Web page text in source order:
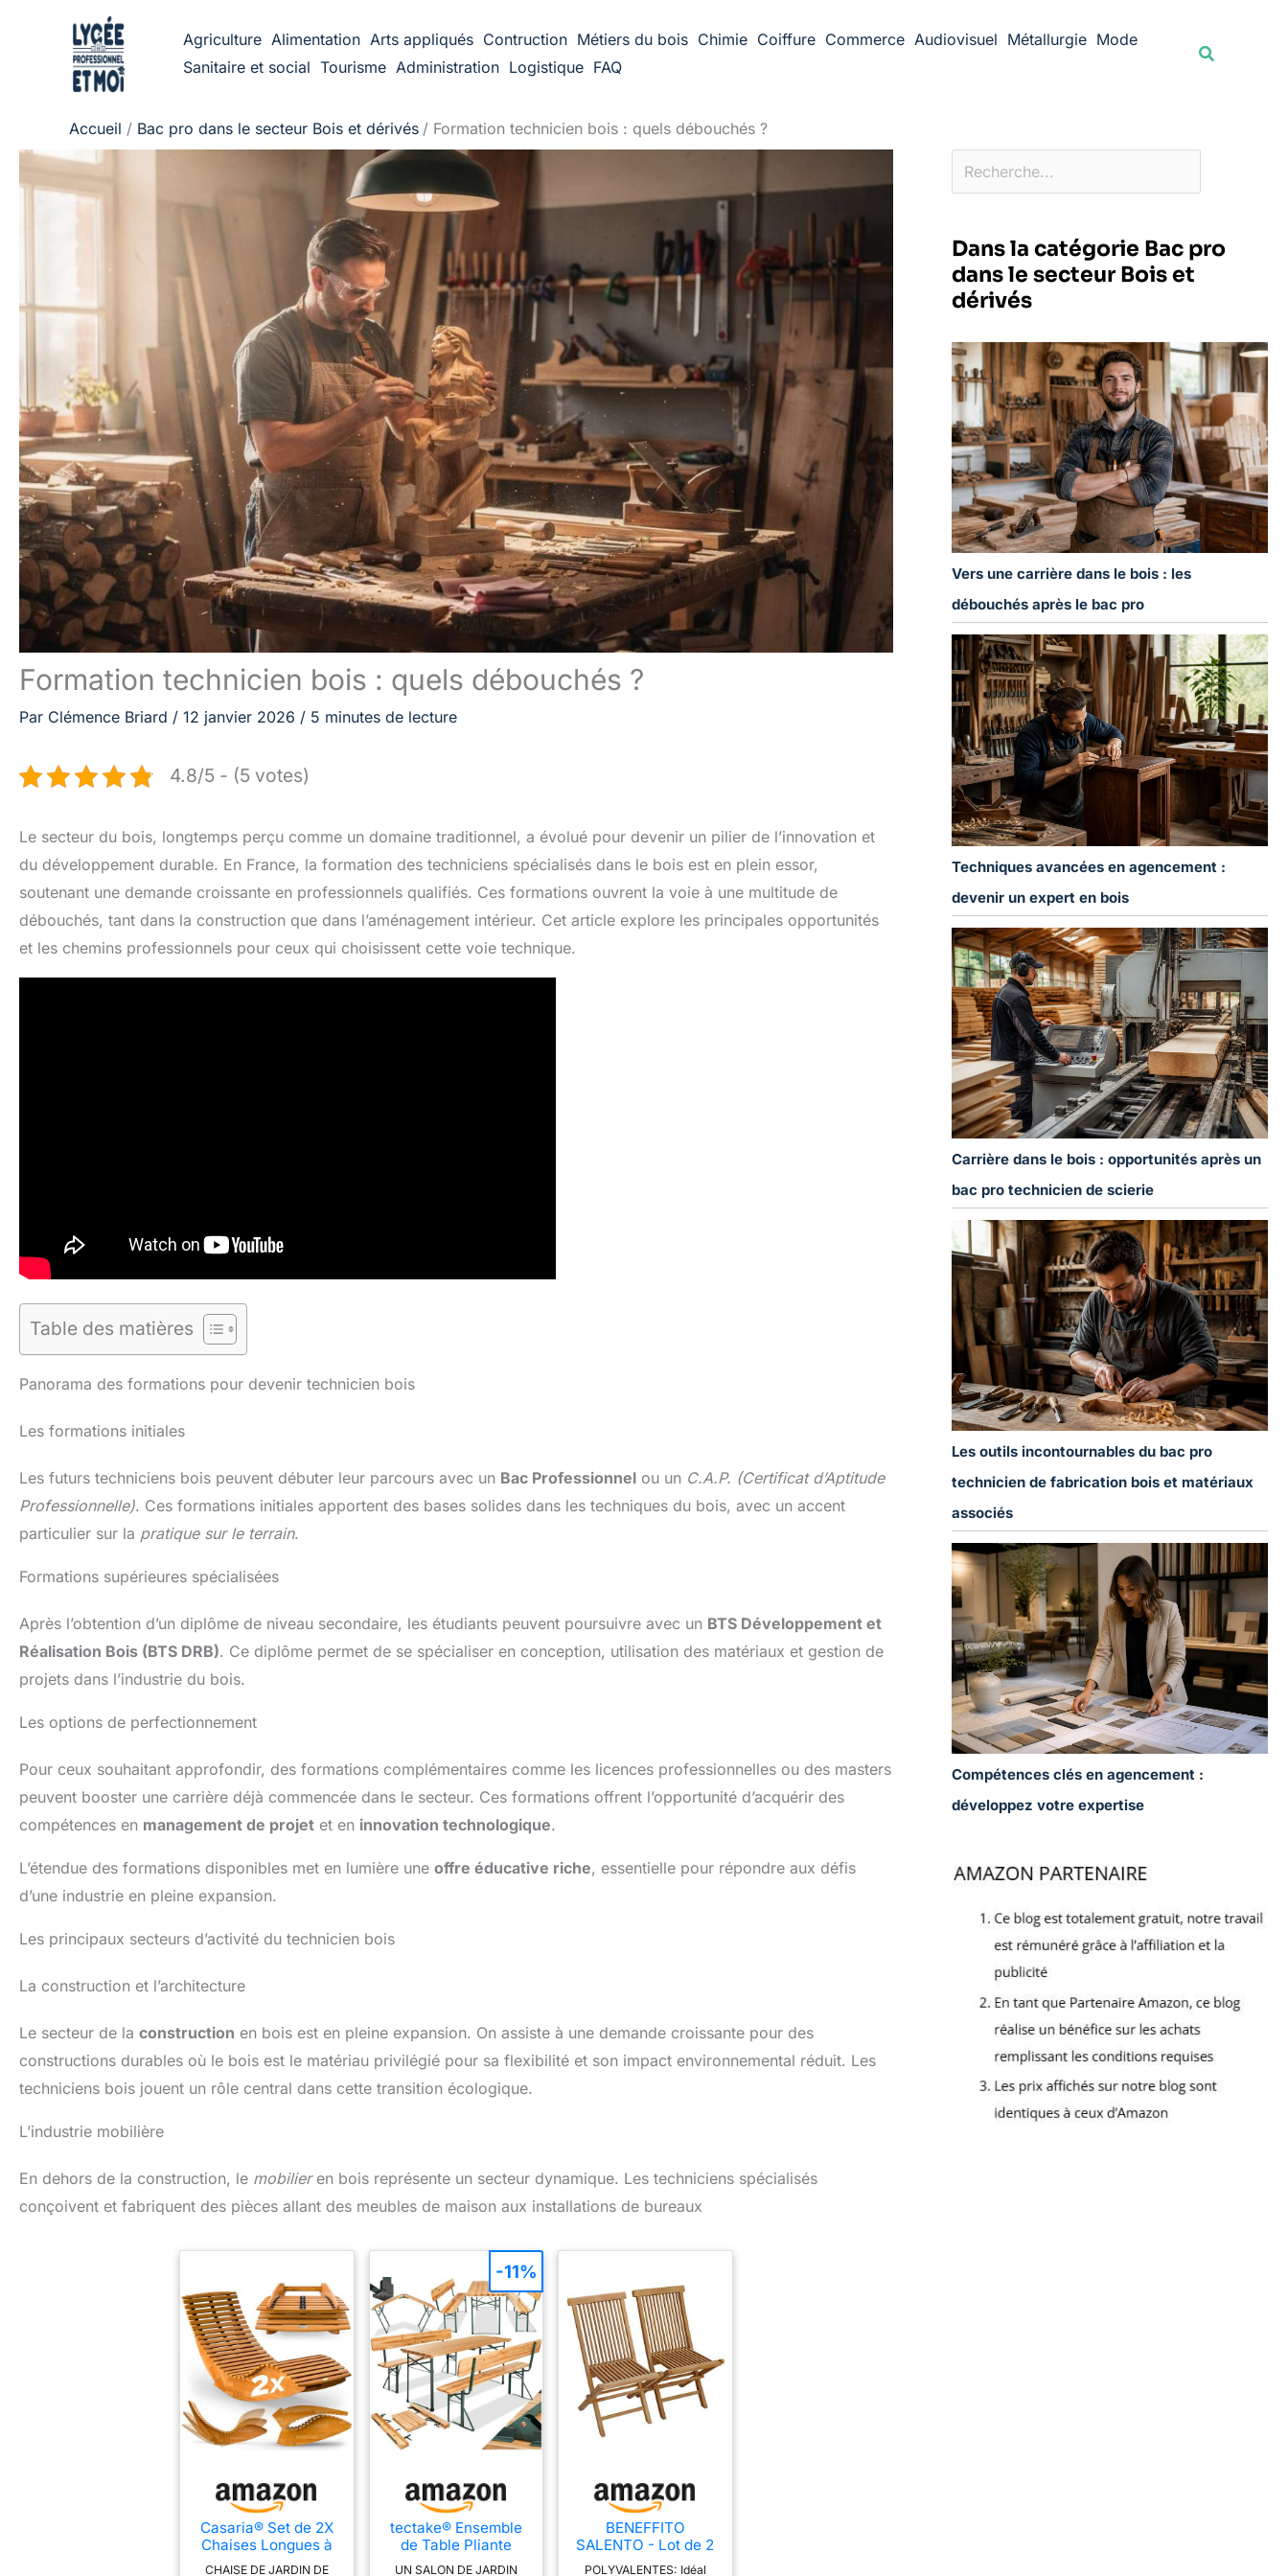
Agriculture Alimentation Arts appliqués Contruction Métiers du bois Chimie Coiffure Commerce Audiovisuel Métallurgie Mode
Sanitaire et social Tourisme Administration Logistique FAQ
Accueil Bac pro dans le secteur Bois et dérivés Formation technicien bois : quels débouchés ?
Formation technicien bois : quels débouchés ?
Par Clémence Briard / 12 janvier 2026 / 5 minutes de lecture
4.8/5 - (5 votes)
Le secteur du bois, longtemps perçu comme un domaine traditionnel, a évolué pour devenir un pilier de l’innovation et
du développement durable. En France, la formation des techniciens spécialisés dans le bois est en plein essor,
soutenant une demande croissante en professionnels qualifiés. Ces formations ouvrent la voie à une multitude de
débouchés, tant dans la construction que dans l’aménagement intérieur. Cet article explore les principales opportunités
et les chemins professionnels pour ceux qui choisissent cette voie technique.
Table des matières
Panorama des formations pour devenir technicien bois
Les formations initiales
Les futurs techniciens bois peuvent débuter leur parcours avec un Bac Professionnel ou un C.A.P. (Certificat d’Aptitude
Professionnelle). Ces formations initiales apportent des bases solides dans les techniques du bois, avec un accent
particulier sur la pratique sur le terrain.
Formations supérieures spécialisées
Après l’obtention d’un diplôme de niveau secondaire, les étudiants peuvent poursuivre avec un BTS Développement et
Réalisation Bois (BTS DRB). Ce diplôme permet de se spécialiser en conception, utilisation des matériaux et gestion de
projets dans l’industrie du bois.
Les options de perfectionnement
Pour ceux souhaitant approfondir, des formations complémentaires comme les licences professionnelles ou des masters
peuvent booster une carrière déjà commencée dans le secteur. Ces formations offrent l’opportunité d’acquérir des
compétences en management de projet et en innovation technologique.
L’étendue des formations disponibles met en lumière une offre éducative riche, essentielle pour répondre aux défis
d’une industrie en pleine expansion.
Les principaux secteurs d’activité du technicien bois
La construction et l’architecture
Le secteur de la construction en bois est en pleine expansion. On assiste à une demande croissante pour des
constructions durables où le bois est le matériau privilégié pour sa flexibilité et son impact environnemental réduit. Les
techniciens bois jouent un rôle central dans cette transition écologique.
L’industrie mobilière
En dehors de la construction, le mobilieren bois représente un secteur dynamique. Les techniciens spécialisés
conçoivent et fabriquent des pièces allant des meubles de maison aux installations de bureaux
Casaria® Set de 2X
Chaises Longues à
Bascule
CHAISE DE JARDIN DE
tectake® Ensemble
de Table Pliante
Exterieur et 2 Banc
UN SALON DE JARDIN
-11%
BENEFFITO
SALENTO - Lot de 2
Chaises de Jardin
POLYVALENTES: Idéal
Dans la catégorie Bac pro
dans le secteur Bois et
dérivés
Vers une carrière dans le bois : les
débouchés après le bac pro
Techniques avancées en agencement :
devenir un expert en bois
Carrière dans le bois : opportunités après un
bac pro technicien de scierie
Les outils incontournables du bac pro
technicien de fabrication bois et matériaux
associés
Compétences clés en agencement :
développez votre expertise